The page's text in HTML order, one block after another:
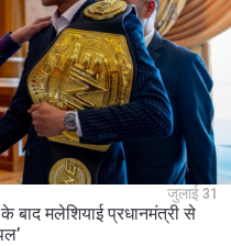
जुलाई 31
बाद मलेशियाई प्रधानमंत्री से